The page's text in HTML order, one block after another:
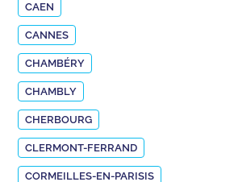
CAEN
CANNES
CHAMBÉRY
CHAMBLY
CHERBOURG
CLERMONT-FERRAND
CORMEILLES-EN-PARISIS